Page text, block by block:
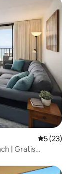
5 (23)
| Gratis